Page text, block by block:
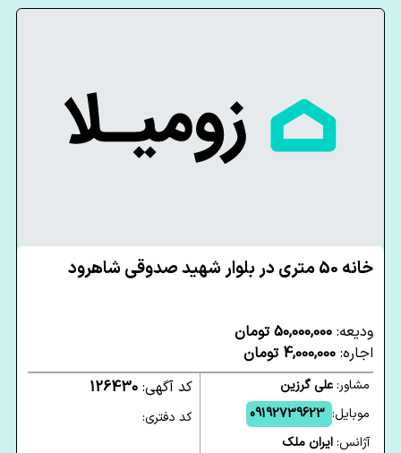
خانه 50 متری در بلوار شهید صدوقی شاهرود
ودیعه: 50,000,000 تومان
اجاره: 4,000,000 تومان
مشاور:علی گرزین
موبایل: 09192739623
آژانس:ایران ملک
کد آگهی: 126430
کد دفتری: